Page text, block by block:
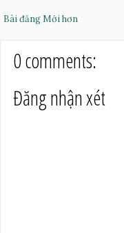
Bài đăng Mới hơn
0 comments:
Đăng nhận xét